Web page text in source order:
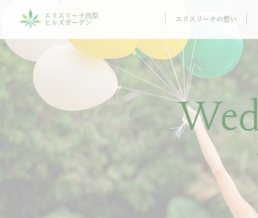
エリスリーナ西原
ヒルズガーデン エリスリーナの想い